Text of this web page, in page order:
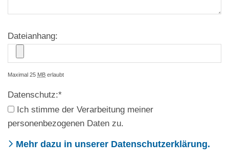
Dateianhang:
Maximal 25 MB erlaubt
Datenschutz:*
Ich stimme der Verarbeitung meiner
personenbezogenen Daten zu.
Mehr dazu in unserer Datenschutzerklärung.